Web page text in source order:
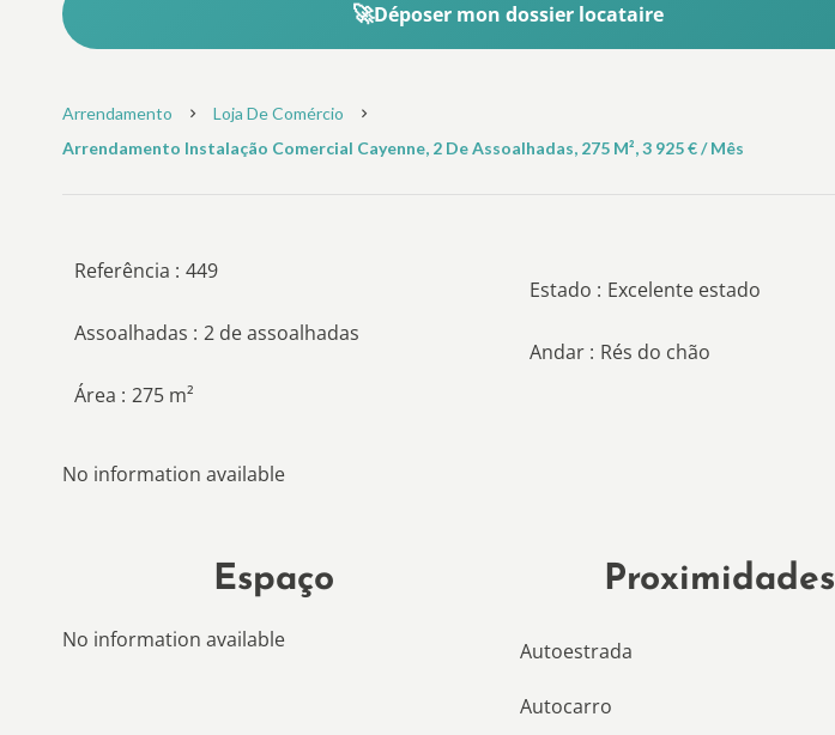
Déposer mon dossier locataire
Arrendamento
Loja De Comércio
Arrendamento Instalação Comercial Cayenne, 2 De Assoalhadas, 275 M², 3 925 € / Mês
Referência 449
Assoalhadas 2 de assoalhadas
Área 275 m²
Estado Excelente estado
Andar Rés do chão
No information available
Espaço
No information available
Proximidades
Autoestrada
Autocarro